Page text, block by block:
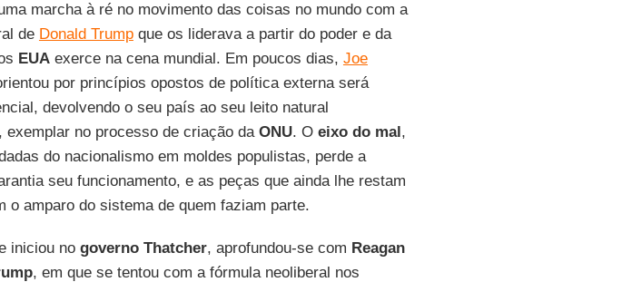
marcha à ré no movimento das coisas no mundo com a
de Donald Trumpque os liderava a partir do poder e da
EUAexerce na cena mundial. Em poucos dias, Joe
por princípios opostos de política externa será
devolvendo o seu país ao seu leito natural
no processo de criação da ONU. O eixo do mal,
do nacionalismo em moldes populistas, perde a
seu funcionamento, e as peças que ainda lhe restam
o amparo do sistema de quem faziam parte.
iniciou no governo Thatcher, aprofundou-se com Reagan
, em que se tentou com a fórmula neoliberal nos